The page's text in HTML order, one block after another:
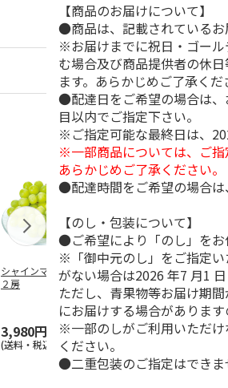
シャインマスカット
２房
3,980円
(送料・税込)
ＷＥＢ定期便果物コ
ース
4.5（102）
3,780円
(送料・税込)
ビ
ン
【商品のお届けについて】
●商品は、記載されているお
※お届けまでに祝日・ゴー
む場合及び商品提供者の休
ます。あらかじめご了承くだ
●配達日をご希望の場合は、
目以内でご指定下さい。
※ご指定可能な最終日は、
※一部商品については、ご指
あらかじめご了承ください。
●配達時間をご希望の場合は
【のし・包装について】
●ご希望により「のし」をお
※「御中元のし」をご指定
がない場合は2026 年7 月1
ただし、青果物等お届け期
にお届けする場合がありま
※一部のしがご利用いただ
ください。
●二重包装のご指定はできま